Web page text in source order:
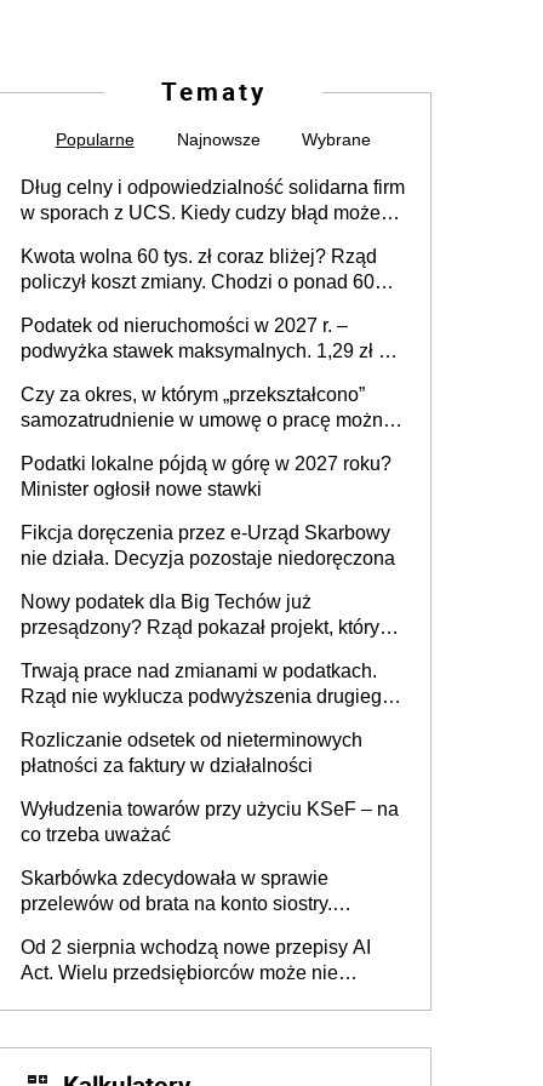
Tematy
Popularne Najnowsze Wybrane
Dług celny i odpowiedzialność solidarna firm
w sporach z UCS. Kiedy cudzy błąd może
Kwota wolna 60 tys. zł coraz bliżej? Rząd
policzył koszt zmiany. Chodzi o ponad 60
Podatek od nieruchomości w 2027 r. –
podwyżka stawek maksymalnych. 1,29 zł za
budynków i lokali związanych z
prowadzeniem działalności gospodarczej
Czy za okres, w którym „przekształcono”
samozatrudnienie w umowę o pracę można
umowy cywilnoprawnej jedynym
racjonalnym wyjściem
Podatki lokalne pójdą w górę w 2027 roku?
Minister ogłosił nowe stawki
Fikcja doręczenia przez e-Urząd Skarbowy
nie działa. Decyzja pozostaje niedoręczona
Nowy podatek dla Big Techów już
przesądzony? Rząd pokazał projekt, który
Trwają prace nad zmianami w podatkach.
Rząd nie wyklucza podwyższenia drugiego
Rozliczanie odsetek od nieterminowych
płatności za faktury w działalności
Wyłudzenia towarów przy użyciu KSeF – na
co trzeba uważać
Skarbówka zdecydowała w sprawie
przelewów od brata na konto siostry.
darowizna, ale podatku jednak nie będzie
Od 2 sierpnia wchodzą nowe przepisy AI
Act. Wielu przedsiębiorców może nie